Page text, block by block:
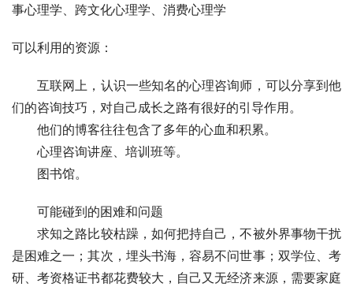
事心理学、跨文化心理学、消费心理学
可以利用的资源：
互联网上，认识一些知名的心理咨询师，可以分享到他
们的咨询技巧，对自己成长之路有很好的引导作用。
他们的博客往往包含了多年的心血和积累。
心理咨询讲座、培训班等。
图书馆。
可能碰到的困难和问题
求知之路比较枯躁，如何把持自己，不被外界事物干扰
是困难之一；其次，埋头书海，容易不问世事；双学位、考
研、考资格证书都花费较大，自己又无经济来源，需要家庭